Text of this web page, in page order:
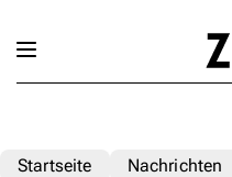
Startseite Nachrichten